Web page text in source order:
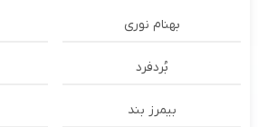
بهنام نوری
بُردفرد
بیمرز بند